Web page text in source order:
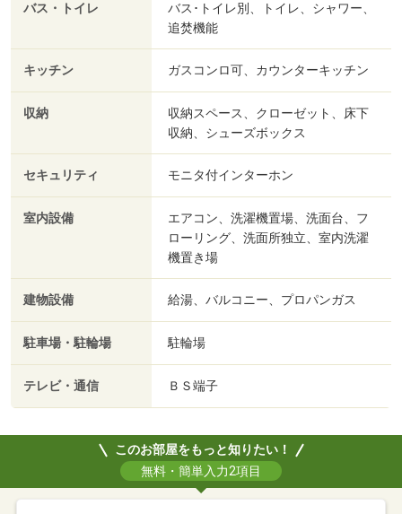
バス・トイレ
バス･トイレ別、トイレ、シャワー、
追焚機能
キッチン ガスコンロ可、カウンターキッチン
収納
収納スペース、クローゼット、床下
収納、シューズボックス
セキュリティ モニタ付インターホン
室内設備
エアコン、洗濯機置場、洗面台、フ
ローリング、洗面所独立、室内洗濯
機置き場
建物設備 給湯、バルコニー、プロパンガス
駐車場・駐輪場 駐輪場
テレビ・通信 ＢＳ端子
このお部屋をもっと知りたい！
無料・簡単入力2項目